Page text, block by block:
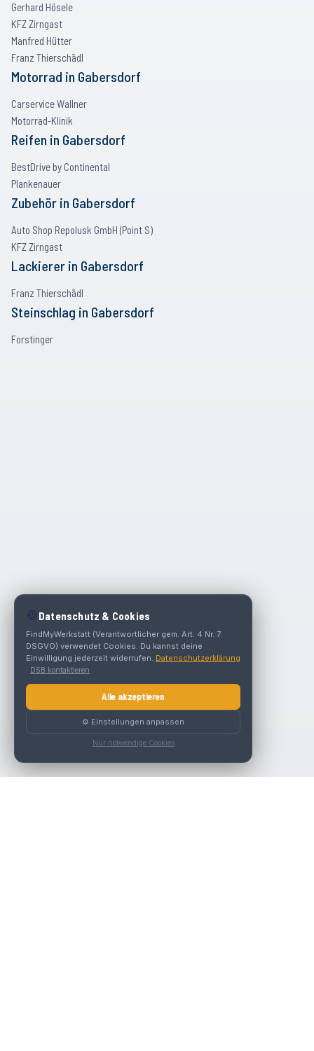
Gerhard Hösele
KFZ Zirngast
Manfred Hütter
Franz Thierschädl
Motorrad in Gabersdorf
Carservice Wallner
Motorrad-Klinik
Reifen in Gabersdorf
BestDrive by Continental
Plankenauer
Zubehör in Gabersdorf
Auto Shop Repolusk GmbH (Point S)
KFZ Zirngast
Lackierer in Gabersdorf
Franz Thierschädl
Steinschlag in Gabersdorf
Forstinger
🍪 Datenschutz & Cookies
FindMyWerkstatt (Verantwortlicher gem. Art. 4 Nr. 7
DSGVO) verwendet Cookies. Du kannst deine
Einwilligung jederzeit widerrufen. Datenschutzerklärung
· DSB kontaktieren
Alle akzeptieren
⚙️ Einstellungen anpassen
Nur notwendige Cookies